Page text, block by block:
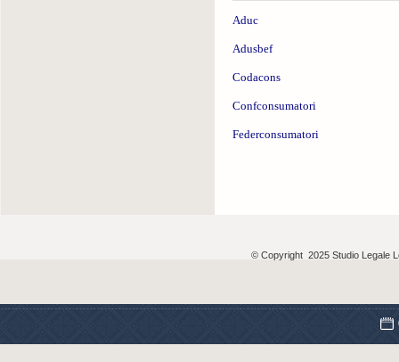
Aduc
Adusbef
Codacons
Confconsumatori
Federconsumatori
© Copyright 2025 Studio Legale